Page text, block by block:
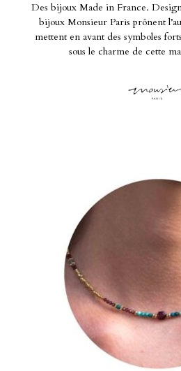
Des bijoux Made in France.
bijoux Monsieur Paris prônent
mettent en avant des symboles
sous le charme de cette